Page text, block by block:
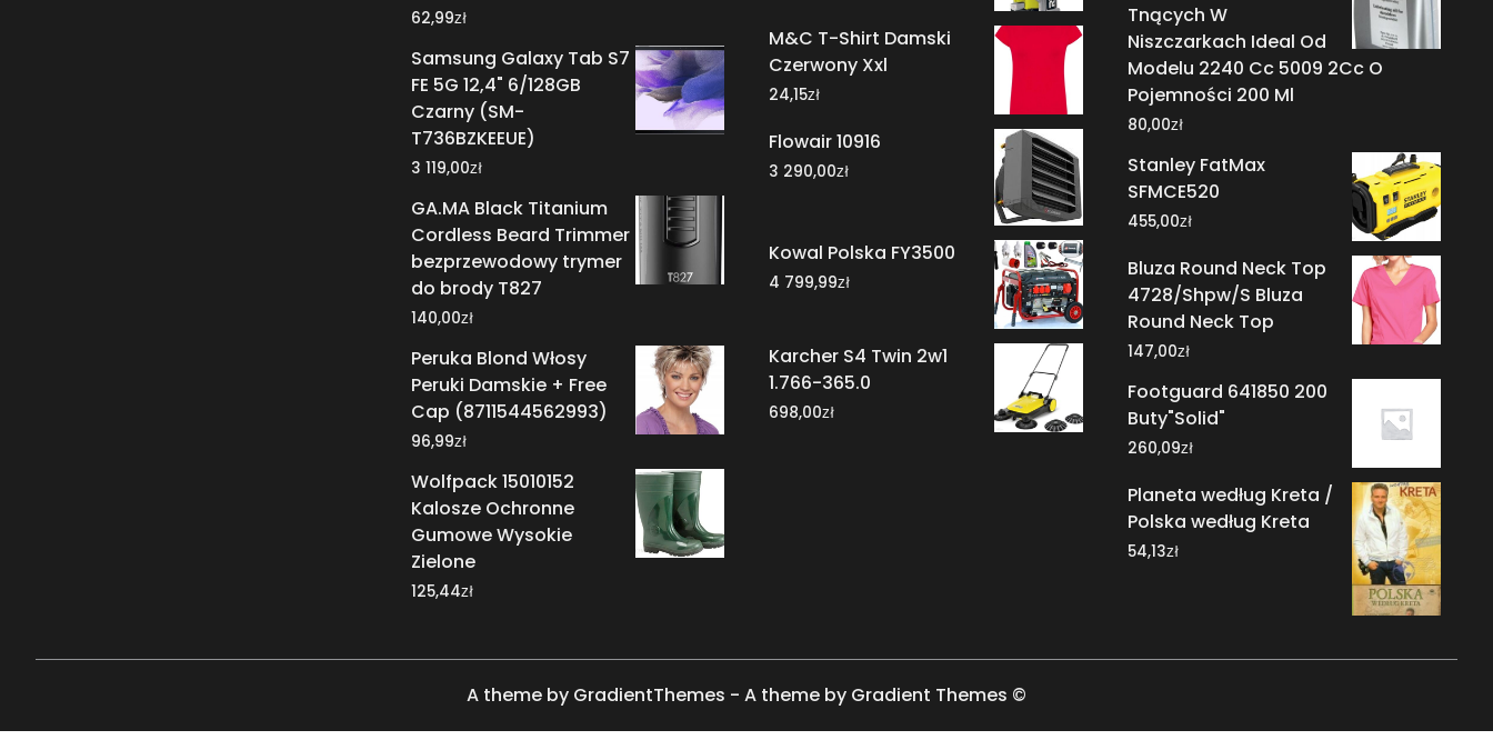
62,99zł
Samsung Galaxy Tab S7
FE 5G 12,4" 6/128GB
Czarny (SM-
T736BZKEEUE)
3 119,00zł
GA.MA Black Titanium
Cordless Beard Trimmer
bezprzewodowy trymer
do brody T827
140,00zł
Peruka Blond Włosy
Peruki Damskie + Free
Cap (8711544562993)
96,99zł
Wolfpack 15010152
Kalosze Ochronne
Gumowe Wysokie
Zielone
125,44zł
M&C T-Shirt Damski
Czerwony Xxl
24,15zł
Flowair 10916
3 290,00zł
Kowal Polska FY3500
4 799,99zł
Karcher S4 Twin 2w1
1.766-365.0
698,00zł
Tnących W
Niszczarkach Ideal Od
Modelu 2240 Cc 5009 2Cc O
Pojemności 200 Ml
80,00zł
Stanley FatMax
SFMCE520
455,00zł
Bluza Round Neck Top
4728/Shpw/S Bluza
Round Neck Top
147,00zł
Footguard 641850 200
Buty"Solid"
260,09zł
Planeta według Kreta /
Polska według Kreta
54,13zł
A theme by GradientThemes - A theme by Gradient Themes ©